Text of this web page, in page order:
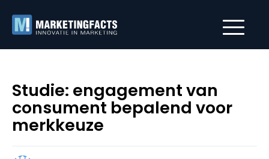
Studie: engagement van
consument bepalend voor
merkkeuze